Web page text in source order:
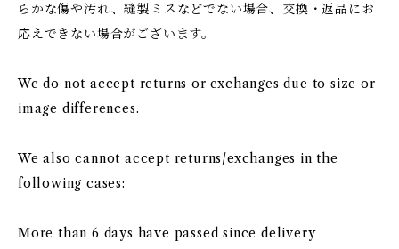
らかな傷や汚れ、縫製ミスなどでない場合、交換・返品にお
応えできない場合がございます。
We do not accept returns or exchanges due to size or
image differences.
We also cannot accept returns/exchanges in the
following cases:
More than 6 days have passed since delivery